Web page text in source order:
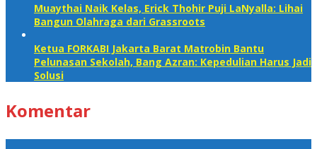
Muaythai Naik Kelas, Erick Thohir Puji LaNyalla: Lihai
Bangun Olahraga dari Grassroots
Ketua FORKABI Jakarta Barat Matrobin Bantu
Pelunasan Sekolah, Bang Azran: Kepedulian Harus Jadi
Solusi
Komentar